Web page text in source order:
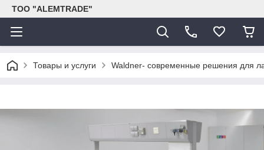
ТОО "ALEMTRADE"
Товары и услуги Waldner- современные решения для